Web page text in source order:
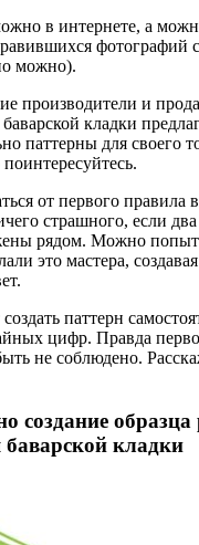
в интернете, а
фотографий
можно).
производители и
кладки
паттерны для своего
от первого правила
страшного, если
рядом. Можно
это мастера,
паттерн
цифр. Правда
не соблюдено.
создание
баварской кладки